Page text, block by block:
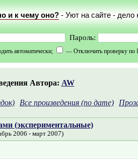
и к чему оно?- Уют на сайте - дело
Пароль:
автоматически; — Отключить проверку по
Автора: AW
Все произведения (по дате)
(экспериментальные)
2006 - март 2007)